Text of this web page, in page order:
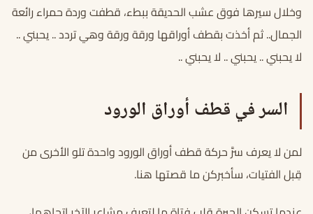
وخلال سيرها فوق عشب الحديقة ببطء، قطفت وردة حمراء رائعة
الجمال.. ثم أخذت بقطف أوراقها ورقة ورقة وهي تردد .. يحبني ..
لا يحبني .. يحبني .. لا يحبني ..
السر في قطف أوراق الورود
لمن لا يعرف سرَّ حركة قطف أوراق الورود واحدة تلو الأخرى من
قِبل الفتيات، سأخبركن ما قصتها هنا.